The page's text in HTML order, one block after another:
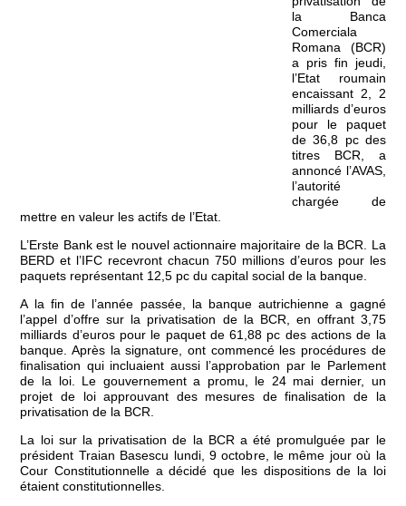
la Banca
Comerciala
Romana (BCR)
a pris fin jeudi,
l’Etat roumain
encaissant 2, 2
milliards d’euros
pour le paquet
de 36,8 pc des
titres BCR, a
annoncé l’AVAS,
l’autorité
chargée de
mettre en valeur les actifs de l’Etat.
L’Erste Bank est le nouvel actionnaire majoritaire de la BCR. La
BERD et l’IFC recevront chacun 750 millions d’euros pour les
paquets représentant 12,5 pc du capital social de la banque.
A la fin de l’année passée, la banque autrichienne a gagné
l’appel d’offre sur la privatisation de la BCR, en offrant 3,75
milliards d’euros pour le paquet de 61,88 pc des actions de la
banque. Après la signature, ont commencé les procédures de
finalisation qui incluaient aussi l’approbation par le Parlement
de la loi. Le gouvernement a promu, le 24 mai dernier, un
projet de loi approuvant des mesures de finalisation de la
privatisation de la BCR.
La loi sur la privatisation de la BCR a été promulguée par le
président Traian Basescu lundi, 9 octobre, le même jour où la
Cour Constitutionnelle a décidé que les dispositions de la loi
étaient constitutionnelles.